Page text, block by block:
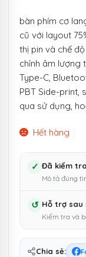
bàn phím cơ
cũ với layout
thị pin và chế
chỉnh âm lượng
Type-C,
PBT Side-print,
qua sử dụng,
Hết hàng
✓ Đã kiểm
Mô tả đúng
↺ Hỗ trợ sau
Kiểm tra và
Chia sẻ: